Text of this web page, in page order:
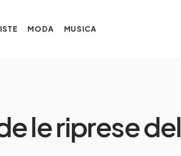
MODA MUSICA
le riprese del